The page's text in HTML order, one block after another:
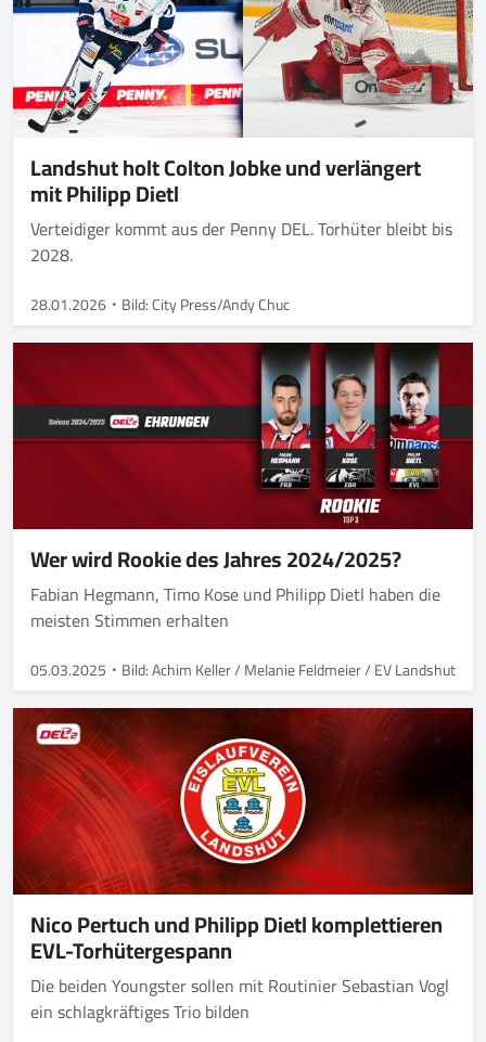
Landshut holt Colton Jobke und verlängert
mit Philipp Dietl
Verteidiger kommt aus der Penny DEL. Torhüter bleibt bis
2028.
28.01.2026 Bild: City Press/Andy Chuc
Wer wird Rookie des Jahres 2024/2025?
Fabian Hegmann, Timo Kose und Philipp Dietl haben die
meisten Stimmen erhalten
05.03.2025 Bild: Achim Keller / Melanie Feldmeier / EV Landshut
Nico Pertuch und Philipp Dietl komplettieren
EVL-Torhütergespann
Die bei­den Youngs­ter sol­len mit Rou­ti­ni­er Se­bas­ti­an Vogl
ein schlag­kräf­ti­ges Trio bil­den